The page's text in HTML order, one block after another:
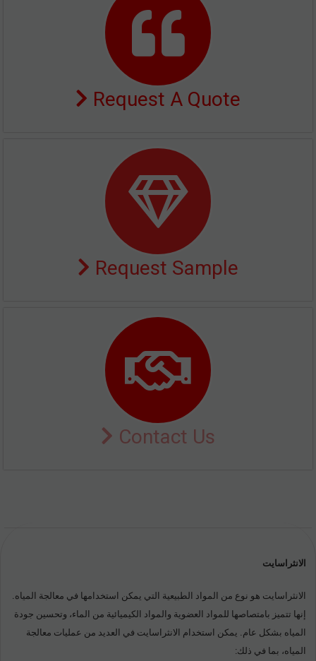
Request A Quote
Request Sample
Contact Us
الانثراسايت
الانثراسايت هو نوع من المواد الطبيعية التي يمكن استخدامها في معالجة المياه.
إنها تتميز بامتصاصها للمواد العضوية والمواد الكيميائية من الماء، وتحسين جودة
المياه بشكل عام. يمكن استخدام الانثراسايت في العديد من عمليات معالجة
المياه، بما في ذلك: